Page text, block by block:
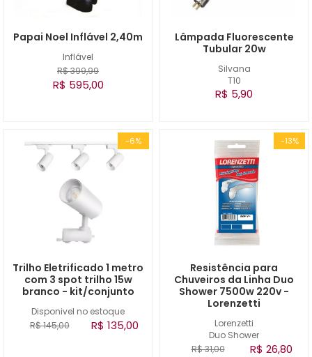
Inflável
Papai Noel Inflável 2,40m
R$ 399,99
R$ 595,00
Silvana
T10
Lâmpada Fluorescente
Tubular 20w
R$ 5,90
-6%
Disponivel no estoque
Trilho Eletrificado 1 metro
com 3 spot trilho 15w
branco - kit/conjunto
R$ 145,00 R$ 135,00
-13%
Lorenzetti
Duo Shower
Resistência para
Chuveiros da Linha Duo
Shower 7500w 220v -
Lorenzetti
R$ 31,00 R$ 26,80